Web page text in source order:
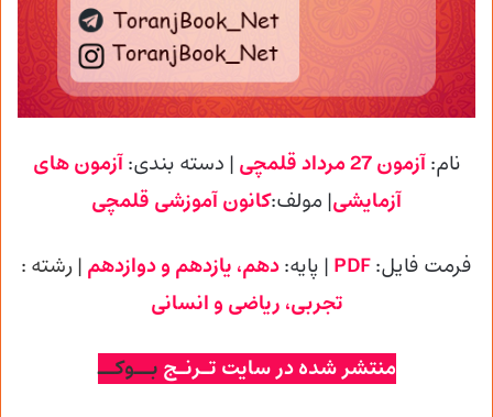
نام:آزمون 27 مرداد قلمچی | دسته بندی:آزمون های
آزمایشی| مولف:کانون آموزشی قلمچی
فرمت فایل:PDF | پایه:دهم، یازدهم و دوازدهم | رشته :
تجربی، ریاضی و انسانی
منتشر شده در سایت تـرنـج بــوکــ